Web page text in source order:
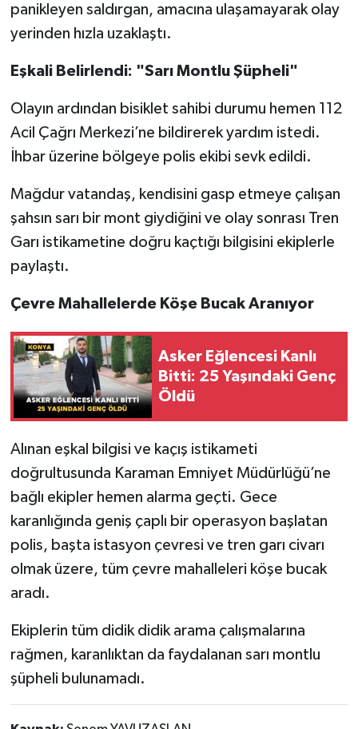
panikleyen saldırgan, amacına ulaşamayarak olay
yerinden hızla uzaklaştı.
Eşkali Belirlendi: "Sarı Montlu Şüpheli"
Olayın ardından bisiklet sahibi durumu hemen 112
Acil Çağrı Merkezi’ne bildirerek yardım istedi.
İhbar üzerine bölgeye polis ekibi sevk edildi.
Mağdur vatandaş, kendisini gasp etmeye çalışan
şahsın sarı bir mont giydiğini ve olay sonrası Tren
Garı istikametine doğru kaçtığı bilgisini ekiplerle
paylaştı.
Çevre Mahallelerde Köşe Bucak Aranıyor
Asker Eğlencesi Kanlı
Bitti: 25 Yaşındaki Genç
Öldü
Alınan eşkal bilgisi ve kaçış istikameti
doğrultusunda Karaman Emniyet Müdürlüğü’ne
bağlı ekipler hemen alarma geçti. Gece
karanlığında geniş çaplı bir operasyon başlatan
polis, başta istasyon çevresi ve tren garı civarı
olmak üzere, tüm çevre mahalleleri köşe bucak
aradı.
Ekiplerin tüm didik didik arama çalışmalarına
rağmen, karanlıktan da faydalanan sarı montlu
şüpheli bulunamadı.